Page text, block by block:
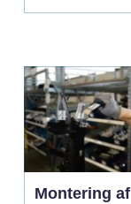
Montering af